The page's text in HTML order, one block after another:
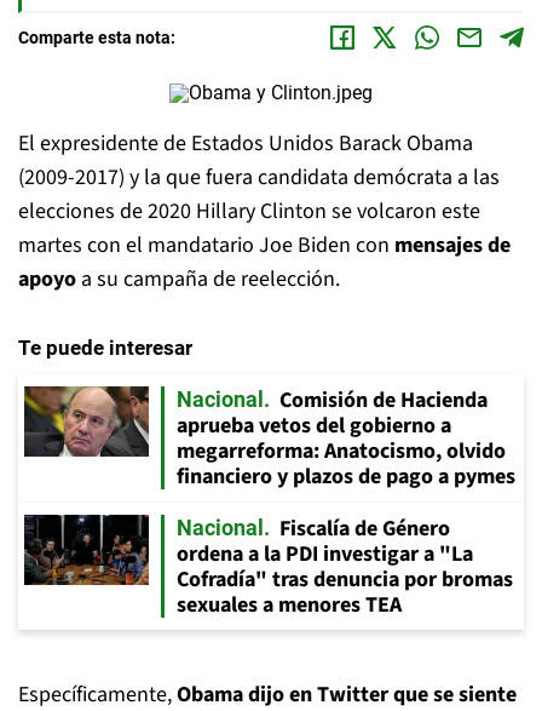
Comparte esta nota:
El expresidente de Estados Unidos Barack Obama
(2009-2017) y la que fuera candidata demócrata a las
elecciones de 2020 Hillary Clinton se volcaron este
martes con el mandatario Joe Biden con mensajes de
apoyo a su campaña de reelección.
Te puede interesar
Nacional
Comisión de Hacienda
aprueba vetos del gobierno a
megarreforma: Anatocismo, olvido
financiero y plazos de pago a pymes
Nacional
Fiscalía de Género
ordena a la PDI investigar a "La
Cofradía" tras denuncia por bromas
sexuales a menores TEA
Específicamente,Obama dijo en Twitter que se siente